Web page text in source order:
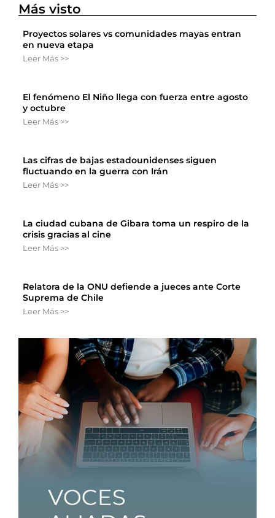
Más visto
Proyectos solares vs comunidades mayas entran
en nueva etapa
Leer Más >>
El fenómeno El Niño llega con fuerza entre agosto
y octubre
Leer Más >>
Las cifras de bajas estadounidenses siguen
fluctuando en la guerra con Irán
Leer Más >>
La ciudad cubana de Gibara toma un respiro de la
crisis gracias al cine
Leer Más >>
Relatora de la ONU defiende a jueces ante Corte
Suprema de Chile
Leer Más >>